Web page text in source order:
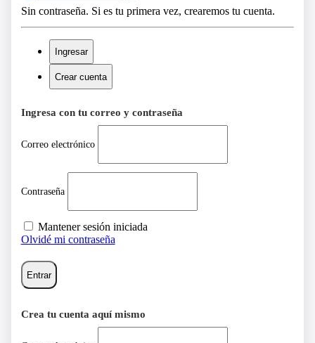
Sin contraseña. Si es tu primera vez, crearemos tu cuenta.
Ingresar
Crear cuenta
Ingresa con tu correo y contraseña
Correo electrónico
Contraseña
Mantener sesión iniciada
Olvidé mi contraseña
Entrar
Crea tu cuenta aquí mismo